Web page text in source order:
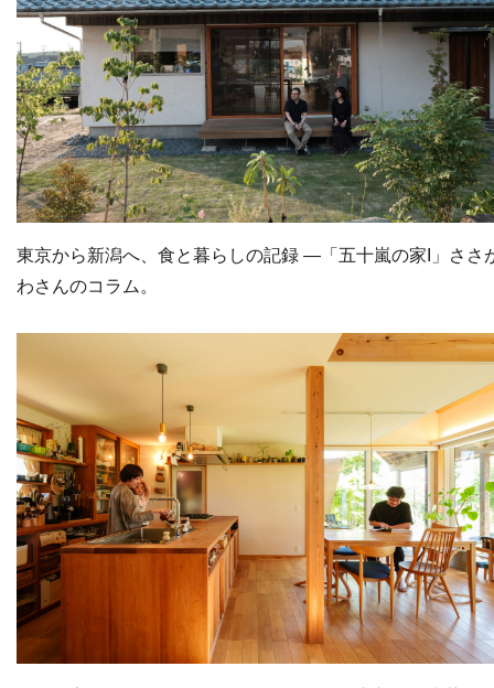
東京から新潟へ、食と暮らしの記録 ―「五十嵐の家I」ささ
わさんのコラム。